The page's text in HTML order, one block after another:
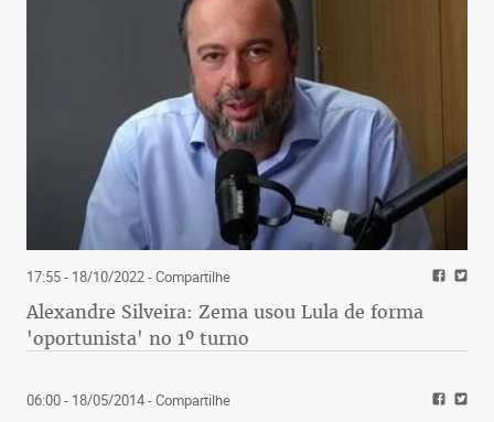
17:55 - 18/10/2022- Compartilhe
Alexandre Silveira: Zema usou Lula de forma
'oportunista' no 1º turno
06:00 - 18/05/2014- Compartilhe